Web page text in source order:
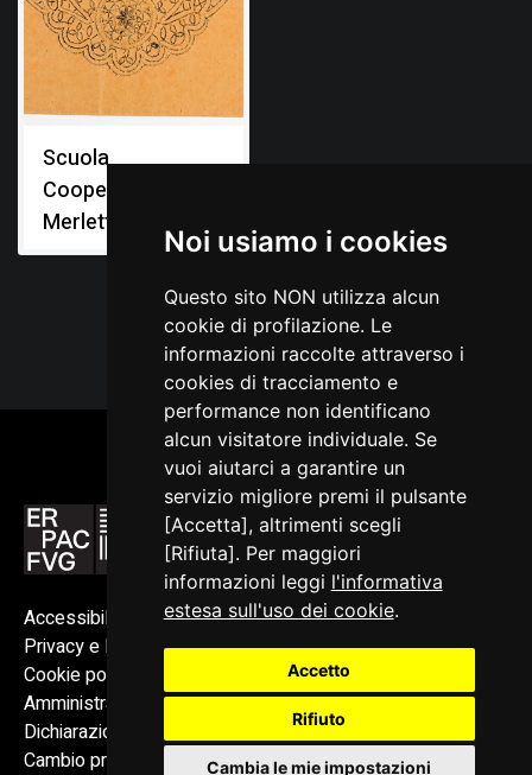
Noi usiamo i cookies
Questo sito NON utilizza alcun
cookie di profilazione. Le
informazioni raccolte attraverso i
cookies di tracciamento e
performance non identificano
alcun visitatore individuale. Se
vuoi aiutarci a garantire un
servizio migliore premi il pulsante
[Accetta], altrimenti scegli
[Rifiuta]. Per maggiori
informazioni leggi l'informativa
estesa sull'uso dei cookie.
Accetto
Rifiuto
Cambia le mie impostazioni
Scuola
Cooperativa di
Merletti di Brazzà
Accessibilità
Privacy e Note legali
Cookie policy
Amministrazione trasparente
Dichiarazione di accessibilità
Cambio preferenze cookie